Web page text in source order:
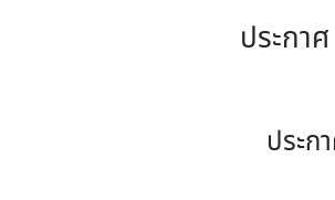
ประกา
ประก